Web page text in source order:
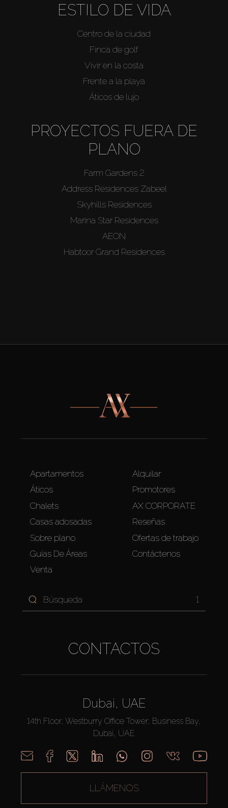
ESTILO DE VIDA
Centro de la ciudad
Finca de golf
Vivir en la costa
Frente a la playa
Áticos de lujo
PROYECTOS FUERA DE
PLANO
Farm Gardens 2
Address Residences Zabeel
Skyhills Residences
Marina Star Residences
AEON
Habtoor Grand Residences
Apartamentos
Áticos
Chalets
Casas adosadas
Sobre plano
Guías De Áreas
Venta
Alquilar
Promotores
AX CORPORATE
Reseñas
Ofertas de trabajo
Contáctenos
1
CONTACTOS
Dubai, UAE
14th Floor, Westburry Office Tower, Business Bay,
Dubai, UAE
LLÁMENOS